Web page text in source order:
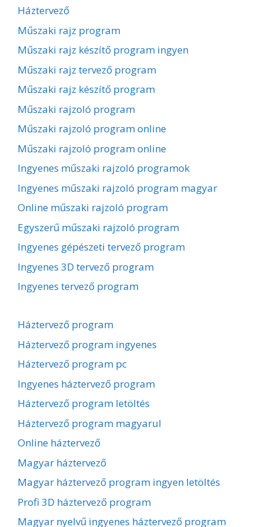
Háztervező
Műszaki rajz program
Műszaki rajz készítő program ingyen
Műszaki rajz tervező program
Műszaki rajz készítő program
Műszaki rajzoló program
Műszaki rajzoló program online
Műszaki rajzoló program online
Ingyenes műszaki rajzoló programok
Ingyenes műszaki rajzoló program magyar
Online műszaki rajzoló program
Egyszerű műszaki rajzoló program
Ingyenes gépészeti tervező program
Ingyenes 3D tervező program
Ingyenes tervező program
Háztervező program
Háztervező program ingyenes
Háztervező program pc
Ingyenes háztervező program
Háztervező program letöltés
Háztervező program magyarul
Online háztervező
Magyar háztervező
Magyar háztervező program ingyen letöltés
Profi 3D háztervező program
Magyar nyelvű ingyenes háztervező program